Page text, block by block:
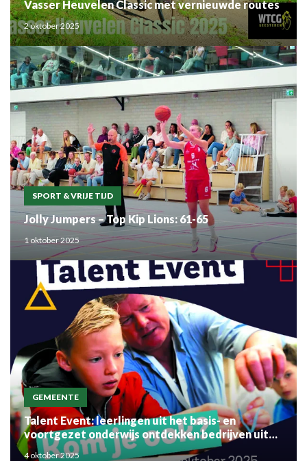
Vasser Heuvelen Classic met vernieuwde routes
2 oktober 2025
SPORT & VRIJE TIJD
Jolly Jumpers – Top Kip Lions: 61-65
1 oktober 2025
GEMEENTE
Talent Event: leerlingen uit het basis- en
voortgezet onderwijs ontdekken bedrijven uit
de regio
4 oktober 2025